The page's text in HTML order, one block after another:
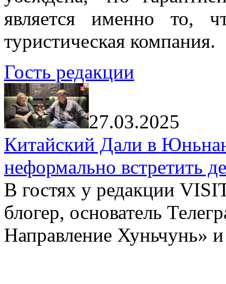
является именно то,
туристическая компания.
Гость редакции
27.03.2025
Китайский Дали в
неформально встретить
В гостях у редакции
блогер, основатель
Направление Хуньчунь»